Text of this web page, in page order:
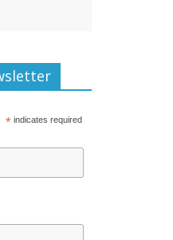
*indicates required